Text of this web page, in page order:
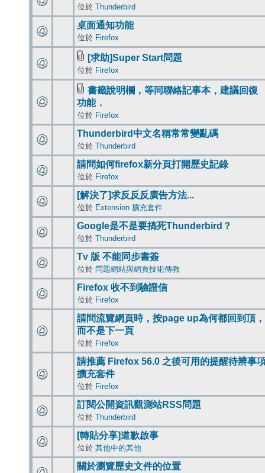
位於 Thunderbird
桌面通知功能
位於 Firefox
[求助]Super Start問題
位於 Firefox
書籤說明欄，等同聯絡記事本，建議回復
功能．
位於 Firefox
Thunderbird中文名稱常常變亂碼
位於 Thunderbird
請問如何firefox新分頁打開歷史記錄
位於 Firefox
[解決了]求反反反廣告方法...
位於 Extension 擴充套件
Google是不是要搞死Thunderbird？
位於 Thunderbird
Tv 版 不能同步書簽
位於 問題網站與網頁技術傳教
Firefox 收不到驗證信
位於 Firefox
請問流覽網頁時，按page up為何都回到頂，
而不是下一頁
位於 Firefox
請推薦 Firefox 56.0 之後可用的提醒待辨事
擴充套件
位於 Firefox
訂閱公開資訊觀測站RSS問題
位於 Thunderbird
[轉貼分享]道歉啟事
位於 其他中的其他
關於瀏覽歷史文件的位置